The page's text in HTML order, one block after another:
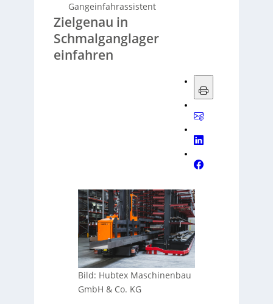
Gangeinfahrassistent
Zielgenau in
Schmalganglager
einfahren
Bild: Hubtex Maschinenbau
GmbH & Co. KG